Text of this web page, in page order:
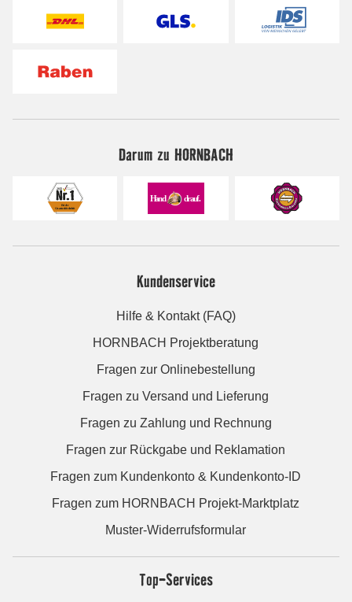
Darum zu HORNBACH
Kundenservice
Hilfe & Kontakt (FAQ)
HORNBACH Projektberatung
Fragen zur Onlinebestellung
Fragen zu Versand und Lieferung
Fragen zu Zahlung und Rechnung
Fragen zur Rückgabe und Reklamation
Fragen zum Kundenkonto & Kundenkonto-ID
Fragen zum HORNBACH Projekt-Marktplatz
Muster-Widerrufsformular
Top-Services